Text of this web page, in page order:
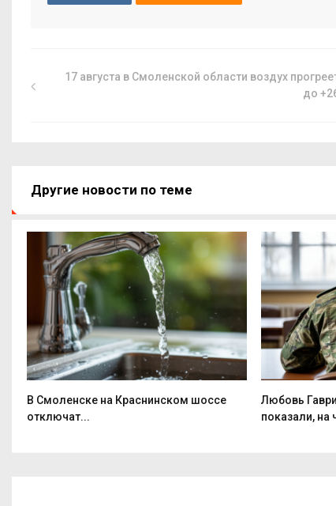
17 августа в Смоленской области воздух
до
Другие новости по теме
В Смоленске на Краснинском шоссе
отключат...
Любовь
показали, на